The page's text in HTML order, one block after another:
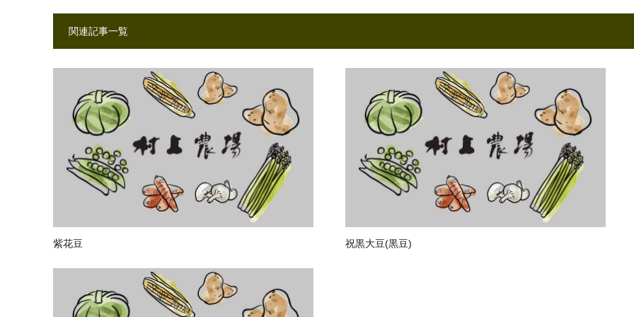
関連記事一覧
紫花豆 祝黒大豆(黒豆)